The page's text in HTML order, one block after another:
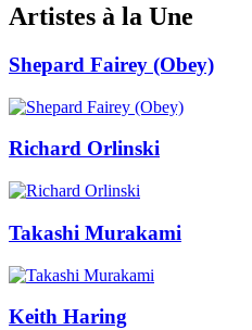
Artistes à la Une
Shepard Fairey (Obey)
Richard Orlinski
Takashi Murakami
Keith Haring